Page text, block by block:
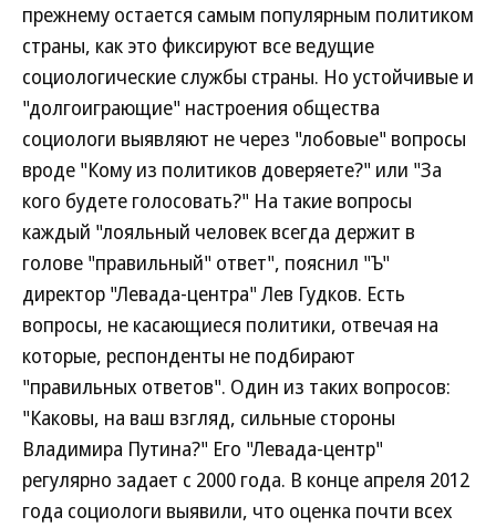
прежнему остается самым популярным политиком
страны, как это фиксируют все ведущие
социологические службы страны. Но устойчивые и
"долгоиграющие" настроения общества
социологи выявляют не через "лобовые" вопросы
вроде "Кому из политиков доверяете?" или "За
кого будете голосовать?" На такие вопросы
каждый "лояльный человек всегда держит в
голове "правильный" ответ", пояснил "Ъ"
директор "Левада-центра" Лев Гудков. Есть
вопросы, не касающиеся политики, отвечая на
которые, респонденты не подбирают
"правильных ответов". Один из таких вопросов:
"Каковы, на ваш взгляд, сильные стороны
Владимира Путина?" Его "Левада-центр"
регулярно задает с 2000 года. В конце апреля 2012
года социологи выявили, что оценка почти всех